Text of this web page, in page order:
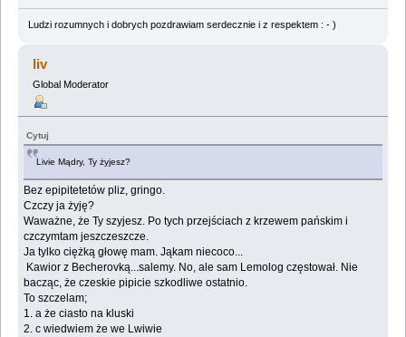
Ludzi rozumnych i dobrych pozdrawiam serdecznie i z respektem : - )
liv
Global Moderator
Cytuj
Livie Mądry, Ty żyjesz?
Bez epipitetetów pliz, gringo.
Czczy ja żyję?
Waważne, że Ty szyjesz. Po tych przejściach z krzewem pańskim i
czczymtam jeszczeszcze.
Ja tylko ciężką głowę mam. Jąkam niecoco...
Kawior z Becherovką...salemy. No, ale sam Lemolog częstował. Nie
bacząc, że czeskie pipicie szkodliwe ostatnio.
To szczelam;
1. a że ciasto na kluski
2. c wiedwiem że we Lwiwie